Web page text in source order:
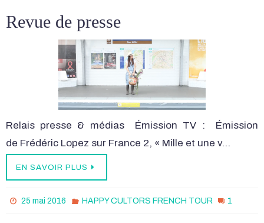
Revue de presse
Relais presse & médias Émission TV : Émission
de Frédéric Lopez sur France 2, « Mille et une v…
EN SAVOIR PLUS
25 mai 2016 HAPPY CULTORS FRENCH TOUR 1